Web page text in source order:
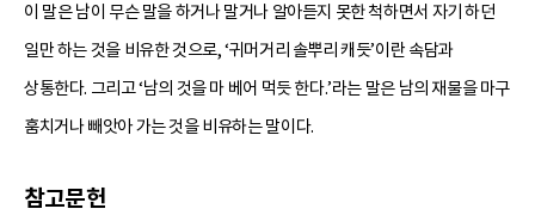
이 말은 남이 무슨 말을 하거나 말거나 알아듣지 못한 척하면서 자기 하던
일만 하는 것을 비유한 것으로, ‘귀머거리 솔뿌리 캐듯’이란 속담과
상통한다. 그리고 ‘남의 것을 마 베어 먹듯 한다.’라는 말은 남의 재물을 마구
훔치거나 빼앗아 가는 것을 비유하는 말이다.
참고문헌